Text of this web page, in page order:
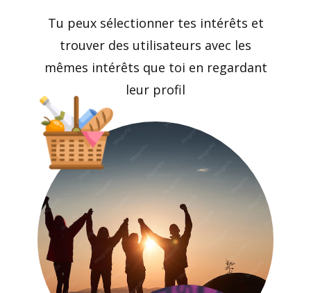
Tu peux sélectionner tes intérêts et
trouver des utilisateurs avec les
mêmes intérêts que toi en regardant
leur profil